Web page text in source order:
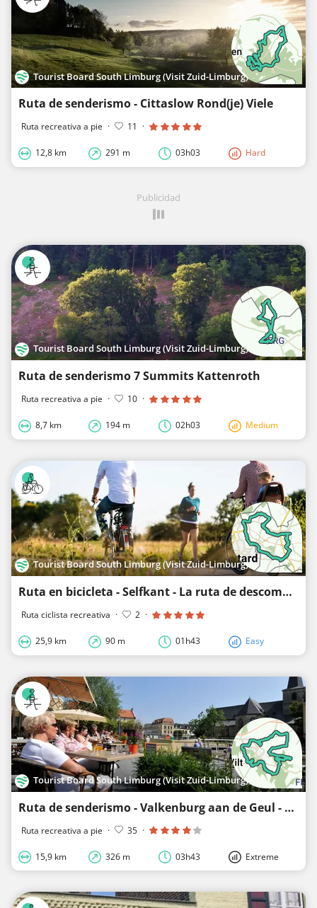
Tourist Board South Limburg (Visit Zuid-Limburg)
Ruta de senderismo - Cittaslow Rond(je) Viele
Ruta recreativa a pie · 11 ·
12,8 km 291 m 03h03 Hard
Publicidad
Tourist Board South Limburg (Visit Zuid-Limburg)
Ruta de senderismo 7 Summits Kattenroth
Ruta recreativa a pie · 10 ·
8,7 km 194 m 02h03 Medium
Tourist Board South Limburg (Visit Zuid-Limburg)
Ruta en bicicleta - Selfkant - La ruta de descompresión
Ruta ciclista recreativa · 2 ·
25,9 km 90 m 01h43 Easy
Tourist Board South Limburg (Visit Zuid-Limburg)
Ruta de senderismo - Valkenburg aan de Geul - Paseo alto Valkenburg
Ruta recreativa a pie · 35 ·
15,9 km 326 m 03h43 Extreme